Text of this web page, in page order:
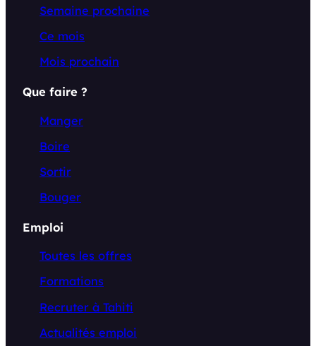
Semaine prochaine
Ce mois
Mois prochain
Que faire ?
Manger
Boire
Sortir
Bouger
Emploi
Toutes les offres
Formations
Recruter à Tahiti
Actualités emploi